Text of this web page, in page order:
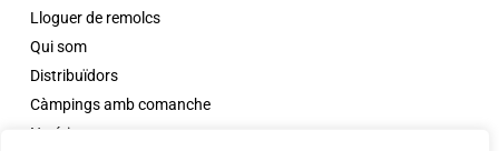
Qui som
Distribuïdors
Càmpings amb comanche
Notícies
Lloguer de remolcs